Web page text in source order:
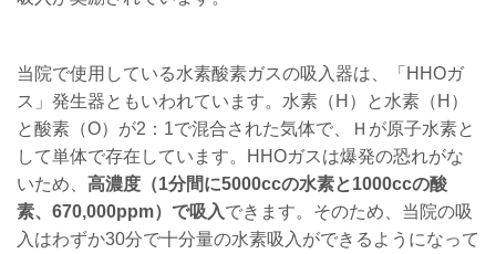
当院で使用している水素酸素ガスの吸入器は、「 HHOガ
ス」発生器ともいわれています。水素（ H ）と水素（ H ）
と酸素（O）が2 ： 1で混合された気体で、Ｈが原子水素と
して単体で存在しています。
HHOガスは爆発の恐れがな
いため、 高濃度（1分間に5000ccの水素と1000ccの酸
素、670,000ppm）で吸入できます。そのため、当院の吸
入はわずか30分で十分量の水素吸入ができるようになって